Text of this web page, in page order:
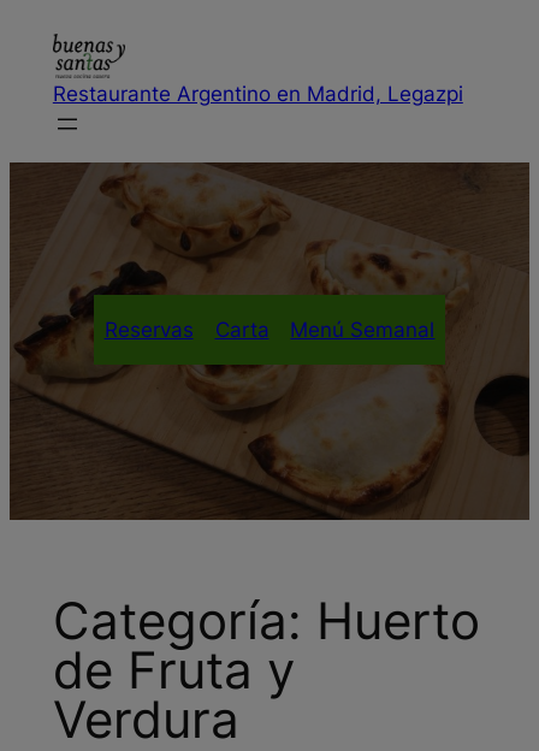
contenido
Restaurante Argentino en Madrid, Legazpi
Reservas Carta Menú Semanal
Categoría: Huerto
de Fruta y
Verdura